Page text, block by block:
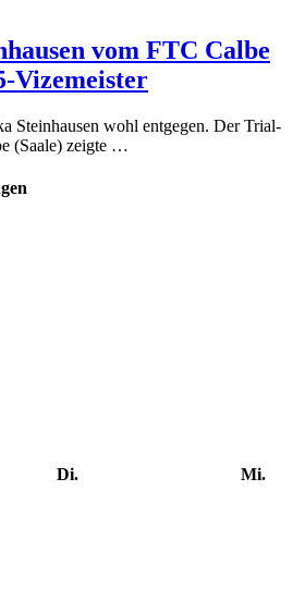
vom FTC Calbe
Vizemeister
Steinhausen wohl entgegen. Der Trial-
(Saale) zeigte …
Di. Mi.